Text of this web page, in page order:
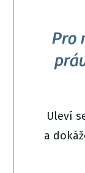
Pro
Uleví
a